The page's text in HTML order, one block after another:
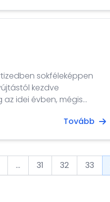
sokféleképpen
kezdve
az idei évben, mégis
Tovább
... 31 32 33